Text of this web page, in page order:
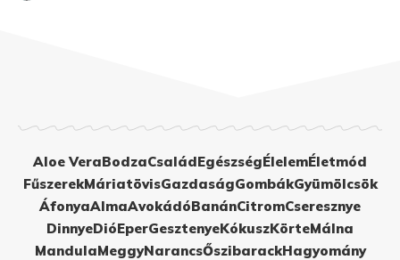
Aloe VeraBodzaCsaládEgészségÉlelemÉletmód
FűszerekMáriatövisGazdaságGombákGyümölcsök
ÁfonyaAlmaAvokádóBanánCitromCseresznye
DinnyeDióEperGesztenyeKókuszKörteMálna
MandulaMeggyNarancsŐszibarackHagyomány